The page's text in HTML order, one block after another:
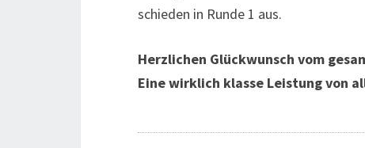
schieden in Runde 1 aus.
Herzlichen Glückwunsch vom
Eine wirklich klasse Leistung von